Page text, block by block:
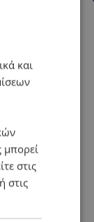
και
μπορεί
στις
στις